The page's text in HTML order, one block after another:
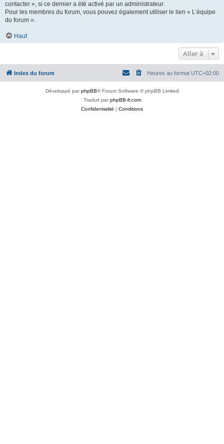
contacter », si ce dernier a été activé par un administrateur.
Pour les membres du forum, vous pouvez également utiliser le lien « L’équipe
du forum ».
Haut
Aller à
Index du forum Heures au format UTC+02:00
Développé parphpBB® Forum Software © phpBB Limited
Traduit parphpBB-fr.com
Confidentialité | Conditions